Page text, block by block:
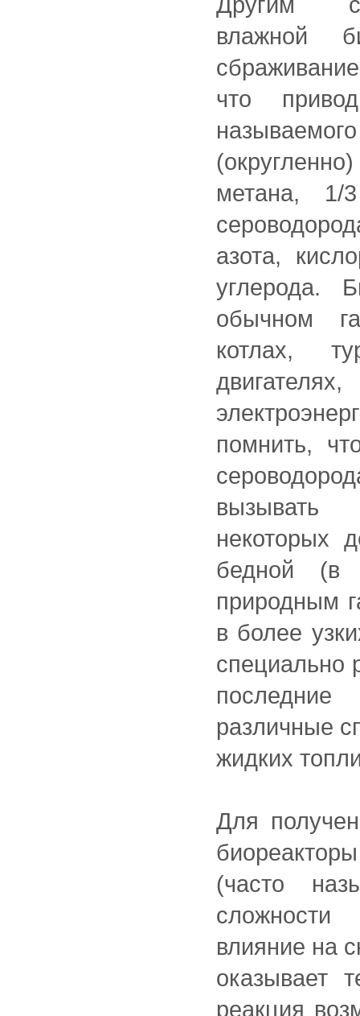
влажной
что
метана, 1/
азота,
углерода.
обычном
котлах,
помнить,
вызывать
некоторых
бедной (в
природным
в более
специально
последние
различные
жидких
Для
(часто
влияние на
оказывает
реакция